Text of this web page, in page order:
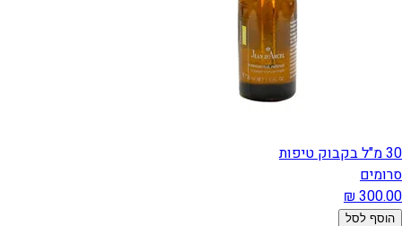
30 מ"ל בקבוק טיפות
סרומים
הוסף לסל